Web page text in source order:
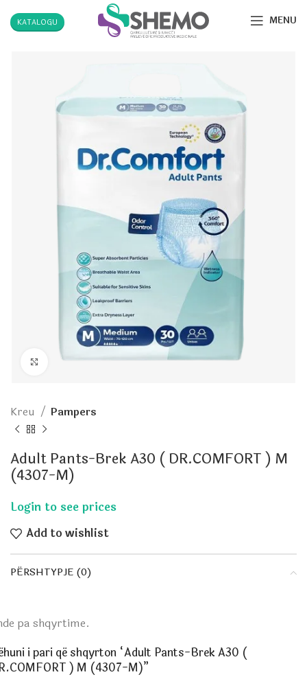
KATALOGU MENU
Click to enlarge
Kreu Pampers
Adult Pants-Brek A30 ( DR.COMFORT ) M
(4307-M)
Add to wishlist
PËRSHTYPJE (0)
pa shqyrtime.
i pari që shqyrton “Adult Pants-Brek A30 (
) M (4307-M)”